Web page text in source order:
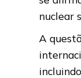
nuclear
A